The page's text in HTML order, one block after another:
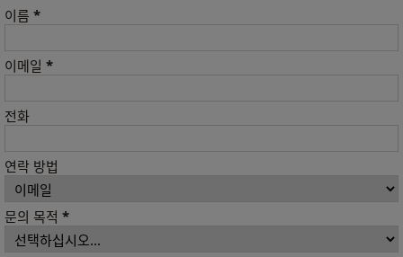
이름 *
이메일 *
전화
연락 방법
문의 목적 *